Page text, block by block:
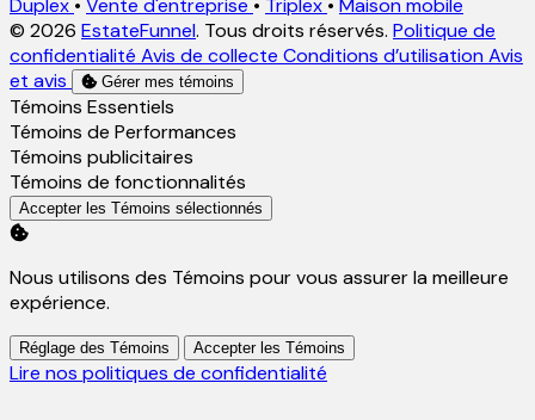
Duplex • Vente d'entreprise • Triplex • Maison mobile
© 2026 EstateFunnel. Tous droits réservés. Politique de
confidentialité Avis de collecte Conditions d’utilisation Avis
et avis
Gérer mes témoins
Activer
Témoins Essentiels
Activer
Témoins de Performances
Activer
Témoins publicitaires
Activer
Témoins de fonctionnalités
Accepter les Témoins sélectionnés
Nous utilisons des Témoins pour vous assurer la meilleure
expérience.
Réglage des Témoins Accepter les Témoins
Lire nos politiques de confidentialité